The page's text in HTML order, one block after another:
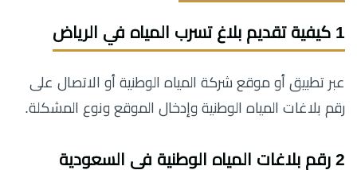
1 كيفية تقديم بلاغ تسرب المياه في الرياض
عبر تطبيق أو موقع شركة المياه الوطنية أو الاتصال على
رقم بلاغات المياه الوطنية وإدخال الموقع ونوع المشكلة.
2 رقم بلاغات المياه الوطنية في السعودية